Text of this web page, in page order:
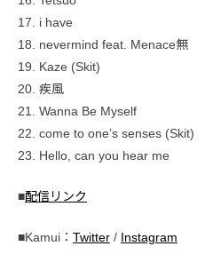
17. i have
18. nevermind feat. Menace無
19. Kaze (Skit)
20. 疾風
21. Wanna Be Myself
22. come to one’s senses (Skit)
23. Hello, can you hear me
■配信リンク
■Kamui： Twitter / Instagram